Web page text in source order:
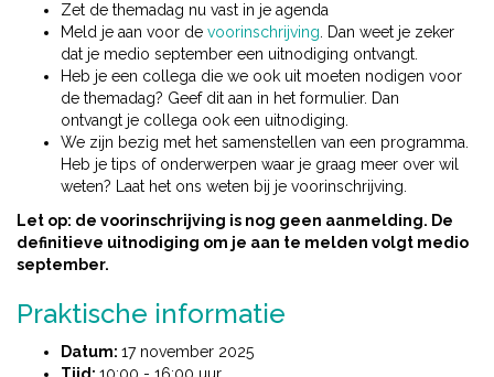
Zet de themadag nu vast in je agenda
Meld je aan voor de voorinschrijving . Dan weet je zeker
dat je medio september een uitnodiging ontvangt.
Heb je een collega die we ook uit moeten nodigen voor
de themadag? Geef dit aan in het formulier. Dan
ontvangt je collega ook een uitnodiging.
We zijn bezig met het samenstellen van een programma.
Heb je tips of onderwerpen waar je graag meer over wil
weten? Laat het ons weten bij je voorinschrijving.
Let op: de voorinschrijving is nog geen aanmelding. De
definitieve uitnodiging om je aan te melden volgt medio
september.
Praktische informatie
Datum: 17 november 2025